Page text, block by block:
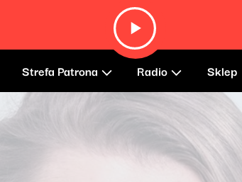
Strefa Patrona Radio Sklep